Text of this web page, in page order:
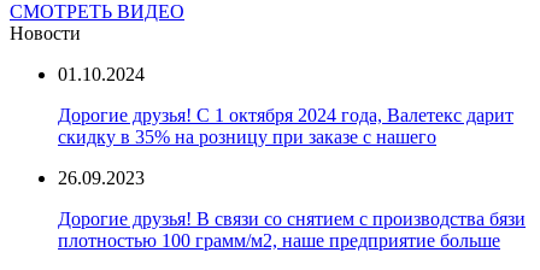
СМОТРЕТЬ ВИДЕО
Новости
01.10.2024
Дорогие друзья! С 1 октября 2024 года, Валетекс дарит
скидку в 35% на розницу при заказе с нашего
26.09.2023
Дорогие друзья! В связи со снятием с производства бязи
плотностью 100 грамм/м2, наше предприятие больше